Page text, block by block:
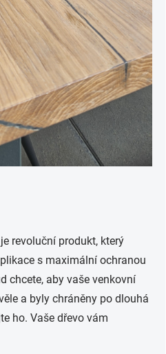
revoluční produkt, který
s maximální ochranou
chcete, aby vaše venkovní
a byly chráněny po dlouhá
ho. Vaše dřevo vám